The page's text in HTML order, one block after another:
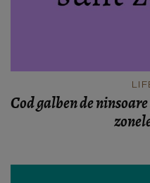
Cod galben de